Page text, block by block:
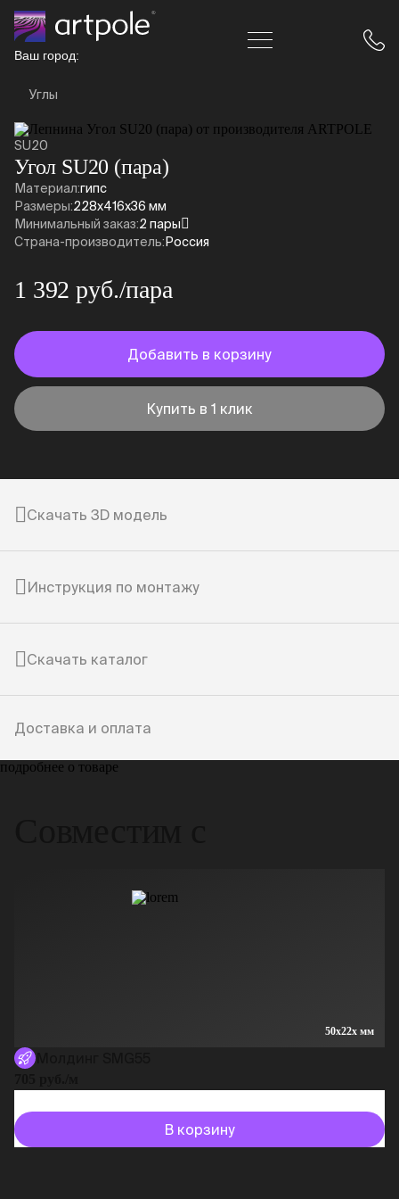
Ваш город:
Углы
SU20
Угол SU20 (пара)
Материал:гипс
Размеры:228x416x36 мм
Минимальный заказ:2 пары
Страна-производитель: Россия
1 392 руб./пара
Добавить в корзину
Купить в 1 клик
Скачать 3D модель
Инструкция по монтажу
Скачать каталог
Доставка и оплата
подробнее о товаре
50x22x мм
В корзину